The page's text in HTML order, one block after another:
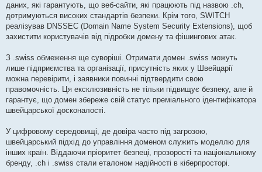
даних, які гарантують, що веб-сайти, які працюють під назвою .ch,
дотримуються високих стандартів безпеки. Крім того, SWITCH
реалізував DNSSEC (Domain Name System Security Extensions), щоб
захистити користувачів від підробки домену та фішингових атак.
З .swiss обмеження ще суворіші. Отримати домен .swiss можуть
лише підприємства та організації, присутність яких у Швейцарії
можна перевірити, і заявники повинні підтвердити свою
правомочність. Ця ексклюзивність не тільки підвищує безпеку, але й
гарантує, що домен збереже свій статус преміального ідентифікатора
швейцарської досконалості.
У цифровому середовищі, де довіра часто під загрозою,
швейцарський підхід до управління доменом служить моделлю для
інших країн. Віддаючи пріоритет безпеці, прозорості та національному
бренду, .ch і .swiss стали еталоном надійності в кіберпросторі.